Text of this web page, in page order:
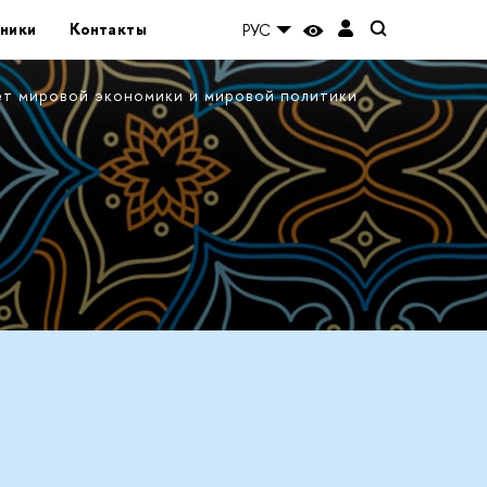
Контакты РУС
мировой экономики и мировой политики